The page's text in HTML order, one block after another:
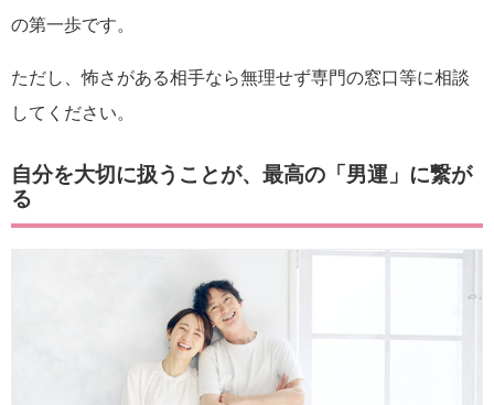
の第一歩です。
ただし、怖さがある相手なら無理せず専門の窓口等に相談
してください。
自分を大切に扱うことが、最高の「男運」に繋が
る